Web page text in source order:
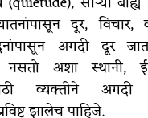
दूर, विचार,
अगदी दूर
नसतो अशा स्थानी,
व्यक्तीने अगदी
झालेच पाहिजे.